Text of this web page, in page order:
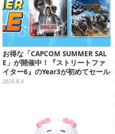
お得な「CAPCOM SUMMER SAL
E」が開催中！『ストリートファ
イター6』のYear3が初めてセール
対象に
2026.8.4